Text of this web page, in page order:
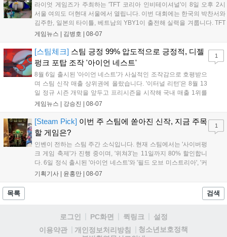
FWC 그랜드 파이널이 개최될 예정이며, 위메이드커넥트는 이를
통해 커뮤니티 중심의 장기 성장 모델을 지속할 방침입니다....
라이엇 게임즈가 주최하는 'TFT 코리아 인비테이셔널'이 8일 오후 2시
서울 여의도 더현대 서울에서 열립니다. 이번 대회에는 한국의 박찬서와
김주한, 일본의 타이틀, 베트남의 YBY1이 출전해 실력을 겨룹니다. TFT
는 소속팀 없이 개인 자격으로 참가하는 독특한 대회 구조를 가지며, 누
17일까지 이어지는 이번 행사는 신규 세트 체험과 공연 등 다양한 즐길
거리를 제공하며, 이후 현대백화점 판교점에서도 행사가 이어질 예정입
니다. 연말에는 라스베이거스 오픈이 개최됩니다....
게임뉴스 | 김병호 | 08-07
[스팀체크] 스팀 긍정 99% 압도적으로 긍정적, 디젤
펑크 포탑 조작 '아이언 네스트'
8월 6일 출시된 '아이언 네스트'가 사실적인 조작감으로 호평받으
며 스팀 신작 매출 상위권에 올랐습니다. '이터널 리턴'은 8월 13
일 정규 시즌 개막을 앞두고 프리시즌을 시작해 국내 매출 1위를
기록했습니다. 25주년을 맞은 '고스트 리콘' 시리즈는 8월 6일 쇼
'마블 투혼: 파이팅 소울즈'와 레트로 수리 시뮬레이션 '리스토
리'도 스팀에 정식 출시되었습니다....
게임뉴스 | 강승진 | 08-07
1
[Steam Pick] 이번 주 스팀에 쏟아진 신작, 지금 주목
할 게임은?
인벤이 전하는 스팀 주간 소식입니다. 현재 스팀에서는 '사이버펑
크 게임 축제'가 진행 중이며, '위쳐3'는 11일까지 80% 할인합니
다. 6일 정식 출시된 '아이언 네스트'와 '필드 오브 미스트리아', '커
세어 코브'가 호평받고 있습니다. 한편, 7일 출시된 '마블 투혼'은
다. 유비소프트의 '고스트리콘: 와일드랜드'는 7년 만의 대규모 업
기획기사 | 윤홍만 | 08-07
1
목록 검색
로그인 PC화면 퀵링크
설정
이용약관
개인정보처리방침
청소년보호정책